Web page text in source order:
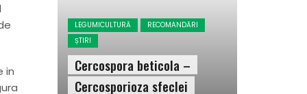
in
LEGUMICULTURĂ
RECOMANDĂRI
ȘTIRI
Cercospora beticola –
Cercosporioza sfeclei